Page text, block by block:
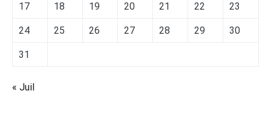
17 18 19 20 21 22 23
24 25 26 27 28 29 30
31
« Juil